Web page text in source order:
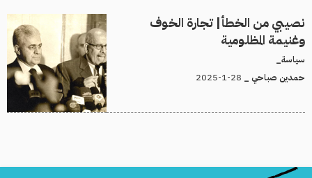
نصيبي من الخطأ| تجارة الخوف
وغنيمة المظلومية
سياسة_
حمدين صباحي _